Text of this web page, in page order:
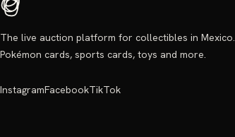
The live auction platform for collectibles in Mexico.
Pokémon cards, sports cards, toys and more.
InstagramFacebookTikTok